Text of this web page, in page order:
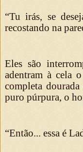
“Tu irás, se
recostando na
Eles são
adentram à cela
completa
puro púrpura, o
“Então... essa é